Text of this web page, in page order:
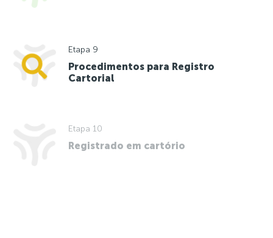
Etapa 9
Procedimentos para Registro
Cartorial
Etapa 10
Registrado em cartório